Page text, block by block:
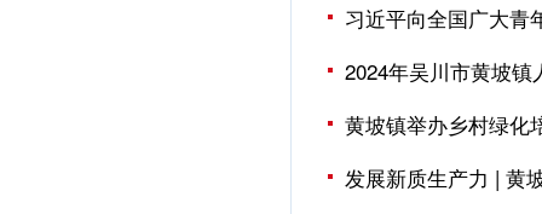
习近平向全国广大青
2024年吴川市黄坡
黄坡镇举办乡村绿化
发展新质生产力 | 黄